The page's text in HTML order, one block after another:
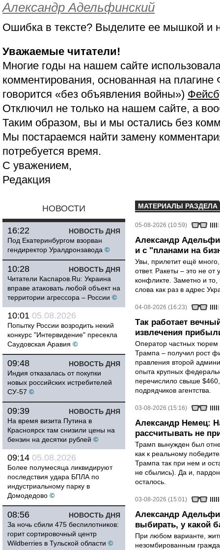
Александр Адельфинский
Ошибка в тексте? Выделите ее мышкой и
Уважаемые читатели!
Многие годы на нашем сайте
комментирования, основанная на
говорится «без объявления войны»)
Отключил не только на нашем сайте, а
Таким образом, вы и мы остались без
Мы постараемся найти замену
потребуется время.
С уважением,
Редакция
НОВОСТИ
НОВОСТЬ ДНЯ
16:22
Под Екатеринбургом взорван
гендиректор Уралдронзавода ©
НОВОСТЬ ДНЯ
10:28
Читатели Каспаров.Ru: Украина
вправе атаковать любой объект на
территории агрессора – России ©
10:01 05.08.2026
Попытку России возродить некий
конкурс "Интервидение" пресекла
Саудовская Аравия ©
НОВОСТЬ ДНЯ
09:48
Индия отказалась от покупки
новых российских истребителей
СУ-57 ©
НОВОСТЬ ДНЯ
09:39
На время визита Путина в
Красноярск там снизили цены на
бензин на десятки рублей ©
09:14 05.08.2026
Более полумесяца ликвидируют
последствия удара БПЛА по
индустриальному парку в
Домодедово ©
НОВОСТЬ ДНЯ
08:56
За ночь сбили 475 беспилотников:
горит сортировочный центр
Wildberries в Тульской области ©
МАТЕРИАЛЫ РАЗДЕЛА
05-08-2026 (10:59)
Александр
и с "планами на
Увы, прилетит ещё
ответ. Ракеты – это не от
конфликте. Заметно и
слова как раз в адрес
04-08-2026 (16:23)
Так работает
извлечения
Оператор частных тюрем
Трампа – получил рост
правления второй
опыта крупных
перечислило свыше
подрядчиков агентства.
03-08-2026 (15:16)
Александр Немец:
рассчитывать не
Трамп вынужден был
как к реальному
Трампа так при нем и
не сбылись). Да и,
осталось.
03-08-2026 (15:01)
Александр
выбирать, у какой
При любом варианте,
незомбированным